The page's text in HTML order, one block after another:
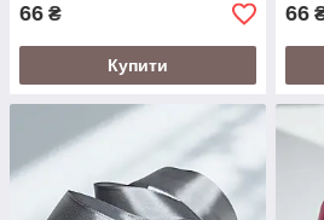
66 ₴
Купити
66